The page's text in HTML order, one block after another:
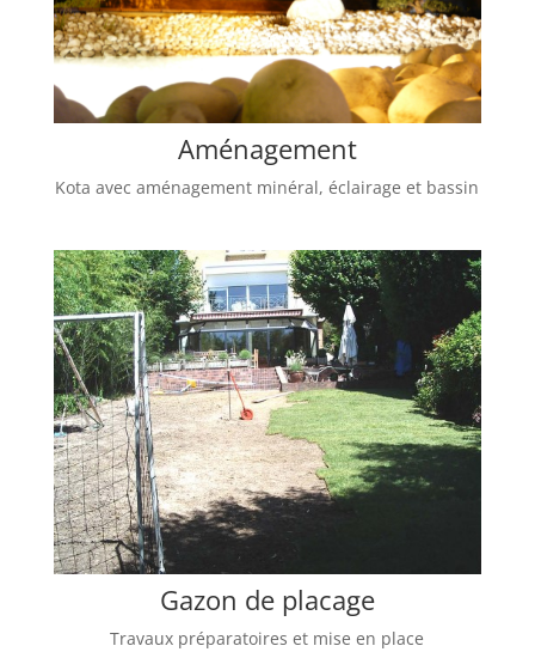
Aménagement
Kota avec aménagement minéral, éclairage et bassin
Gazon de placage
Travaux préparatoires et mise en place